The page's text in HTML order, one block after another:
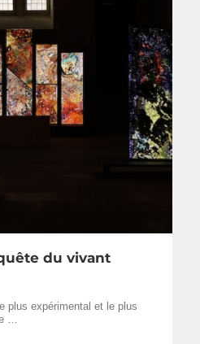
du vivant
plus expérimental et le plus
…